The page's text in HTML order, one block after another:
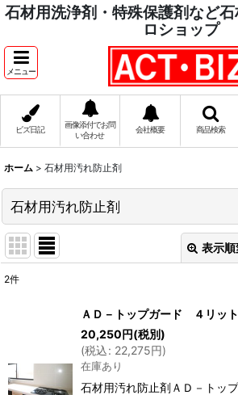
石材用洗浄剤・特殊保護剤など
ロショップ
メニュー
ビズ日記
画像添付でお問
い合わせ
会社概要 商品検索
ホーム > 石材用汚れ防止剤
石材用汚れ防止剤
表示
絞り込む
2件
ＡＤ－トップガード ４リッ
20,250円(税別)
(税込: 22,275円)
在庫あり
石材用汚れ防止剤ＡＤ－トッ